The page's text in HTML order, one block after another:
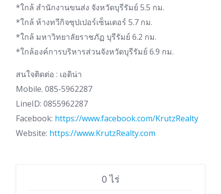
*ใกล้ สำนักงานขนส่ง จังหวัดบุรีรัมย์ 5.5 กม.
*ใกล้ ห้างทวีกิจซุปเปอร์เซ็นเตอร์ 5.7 กม.
*ใกล้ มหาวิทยาลัยราชภัฏ บุรีรัมย์ 6.2 กม.
*ใกล้องค์การบริหารส่วนจังหวัดบุรีรัมย์ 6.9 กม.
สนใจติดต่อ : เอดิน่า
Mobile. 085-5962287
LineID: 0855962287
Facebook: https://www.facebook.com/KrutzRealty
Website: https://www.KrutzRealty.com
0 ไร่